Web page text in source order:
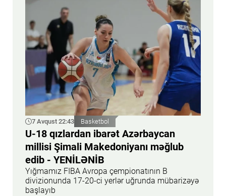
7 Avqust 22:43 Basketbol
U-18 qızlardan ibarət Azərbaycan
millisi Şimali Makedoniyanı məğlub
edib - YENİLƏNİB
Yığmamız FIBA Avropa çempionatının B
divizionunda 17-20-ci yerlər uğrunda mübarizəyə
başlayıb